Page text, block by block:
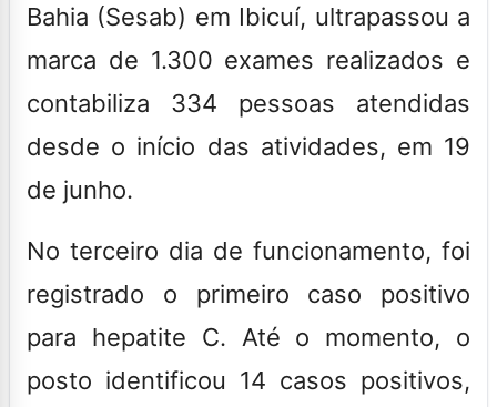
Bahia (Sesab) em Ibicuí, ultrapassou a
marca de 1.300 exames realizados e
contabiliza 334 pessoas atendidas
desde o início das atividades, em 19
de junho.
No terceiro dia de funcionamento, foi
registrado o primeiro caso positivo
para hepatite C. Até o momento, o
posto identificou 14 casos positivos,